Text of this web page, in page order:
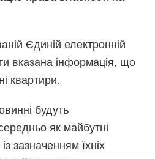
Єдиній електронній
вказана інформація, що
квартири.
будуть
як майбутні
зазначенням їхніх